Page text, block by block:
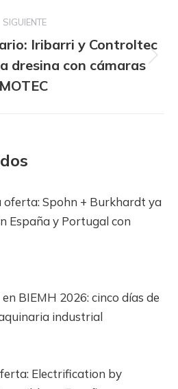
SIGUIENTE
Publicación
siguiente:
Iribarri y Controltec
dresina con cámaras
MOTEC
Spohn + Burkhardt ya
España y Portugal con
BIEMH 2026: cinco días de
industrial
Electrification by